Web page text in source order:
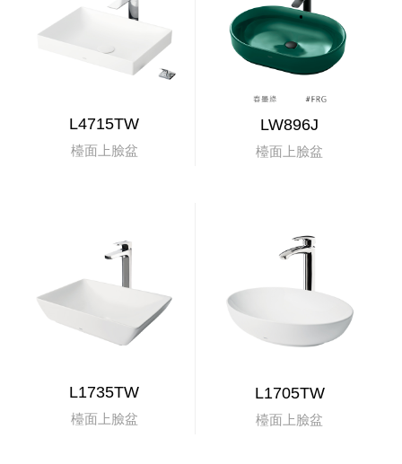
L4715TW
檯面上臉盆
LW896J
檯面上臉盆
L1735TW
檯面上臉盆
L1705TW
檯面上臉盆